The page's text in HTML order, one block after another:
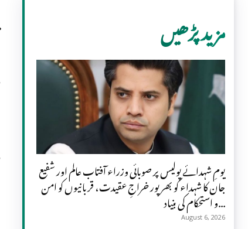
مزید پڑھیں
یومِ شہدائے پولیس پر صوبائی وزراء آفتاب عالم اور شفیع
جان کا شہداء کو بھرپور خراجِ عقیدت، قربانیوں کو امن
و استحکام کی بنیاد...
August 6, 2026